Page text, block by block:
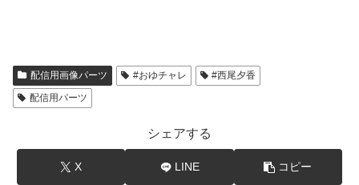
配信用画像パーツ #おゆチャレ
#西尾夕香
配信用パーツ
シェアする
X LINE コピー